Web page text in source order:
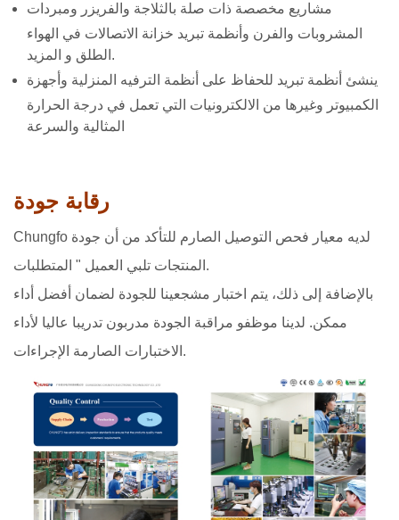
مشاريع مخصصة ذات صلة بالثلاجة والفريزر ومبردات
المشروبات والفرن وأنظمة تبريد خزانة الاتصالات في الهواء
الطلق و المزيد.
ينشئ أنظمة تبريد للحفاظ على أنظمة الترفيه المنزلية وأجهزة
الكمبيوتر وغيرها من الالكترونيات التي تعمل في درجة الحرارة
المثالية والسرعة
رقابة جودة
Chungfo لديه معيار فحص التوصيل الصارم للتأكد من أن جودة
المنتجات تلبي العميل " المتطلبات.
بالإضافة إلى ذلك، يتم اختبار مشجعينا للجودة لضمان أفضل أداء
ممكن. لدينا موظفو مراقبة الجودة مدربون تدريبا عاليا لأداء
الاختبارات الصارمة الإجراءات.